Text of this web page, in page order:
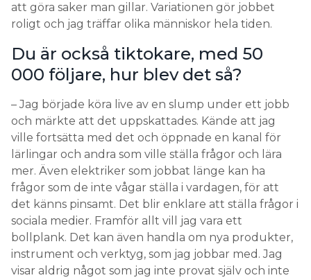
att göra saker man gillar. Variationen gör jobbet
roligt och jag träffar olika människor hela tiden.
Du är också tiktokare, med 50
000 följare, hur blev det så?
– Jag började köra live av en slump under ett jobb
och märkte att det uppskattades. Kände att jag
ville fortsätta med det och öppnade en kanal för
lärlingar och andra som ville ställa frågor och lära
mer. Även elektriker som jobbat länge kan ha
frågor som de inte vågar ställa i vardagen, för att
det känns pinsamt. Det blir enklare att ställa frågor i
sociala medier. Framför allt vill jag vara ett
bollplank. Det kan även handla om nya produkter,
instrument och verktyg, som jag jobbar med. Jag
visar aldrig något som jag inte provat själv och inte